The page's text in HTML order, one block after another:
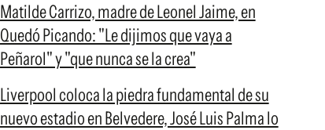
Matilde Carrizo, madre de Leonel Jaime, en
Quedó Picando: "Le dijimos que vaya a
Peñarol" y "que nunca se la crea"
Liverpool coloca la piedra fundamental de su
nuevo estadio en Belvedere, José Luis Palma lo